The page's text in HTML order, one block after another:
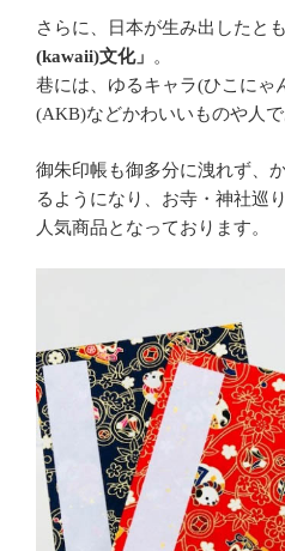
さらに、日本が生み出したと
(kawaii)文化」 。
巷には、ゆるキャラ(ひこにゃ
(AKB)などかわいいものや人で
御朱印帳も御多分に洩れず、
るようになり、お寺・神社巡
人気商品となっております。